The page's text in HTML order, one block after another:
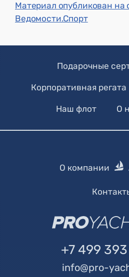
Материал опубликован на
Ведомости.Спорт
Подарочные
Корпоративная регата
Наш флот О
О компании
+7 499
info@pro-